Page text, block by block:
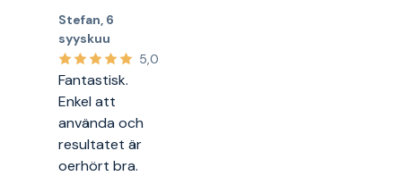
Stefan 6
syyskuu
5,0
Fantastisk.
Enkel att
använda och
resultatet är
oerhört bra.